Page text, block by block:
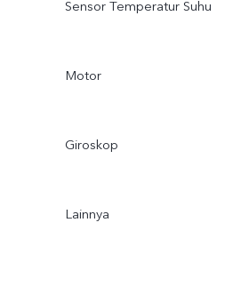
Sensor Temperatur Suhu
Motor
Giroskop
Lainnya